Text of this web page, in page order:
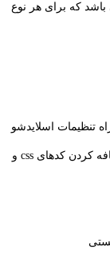
که برای هر نوع
اسلایدشو
دارای بلوک کد سفارشی در صورت نیاز به اضافه کردن کدهای css و